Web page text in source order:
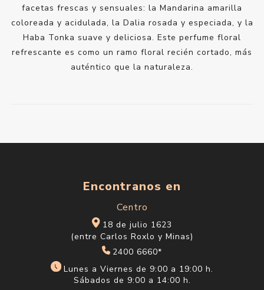
facetas frescas y sensuales: la Mandarina amarilla
coloreada y acidulada, la Dalia rosada y especiada, y la
Haba Tonka suave y deliciosa. Este perfume floral
refrescante es como un ramo floral recién cortado, más
auténtico que la naturaleza.
Encontranos en
Centro
18 de julio 1623
(entre Carlos Roxlo y Minas)
2400 6660*
Lunes a Viernes de 9:00 a 19:00 h.
Sábados de 9:00 a 14:00 h.